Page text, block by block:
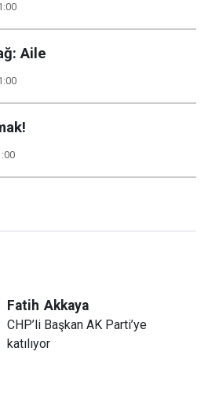
Aile
Fatih Akkaya
CHP’li Başkan AK Parti’ye
katılıyor